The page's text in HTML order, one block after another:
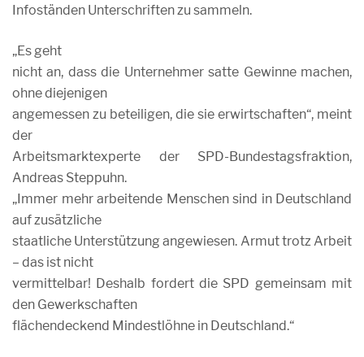
Infoständen Unterschriften zu sammeln.
„Es geht
nicht an, dass die Unternehmer satte Gewinne machen,
ohne diejenigen
angemessen zu beteiligen, die sie erwirtschaften“, meint
der
Arbeitsmarktexperte der SPD-Bundestagsfraktion,
Andreas Steppuhn.
„Immer mehr arbeitende Menschen sind in Deutschland
auf zusätzliche
staatliche Unterstützung angewiesen. Armut trotz Arbeit
– das ist nicht
vermittelbar! Deshalb fordert die SPD gemeinsam mit
den Gewerkschaften
flächendeckend Mindestlöhne in Deutschland.“